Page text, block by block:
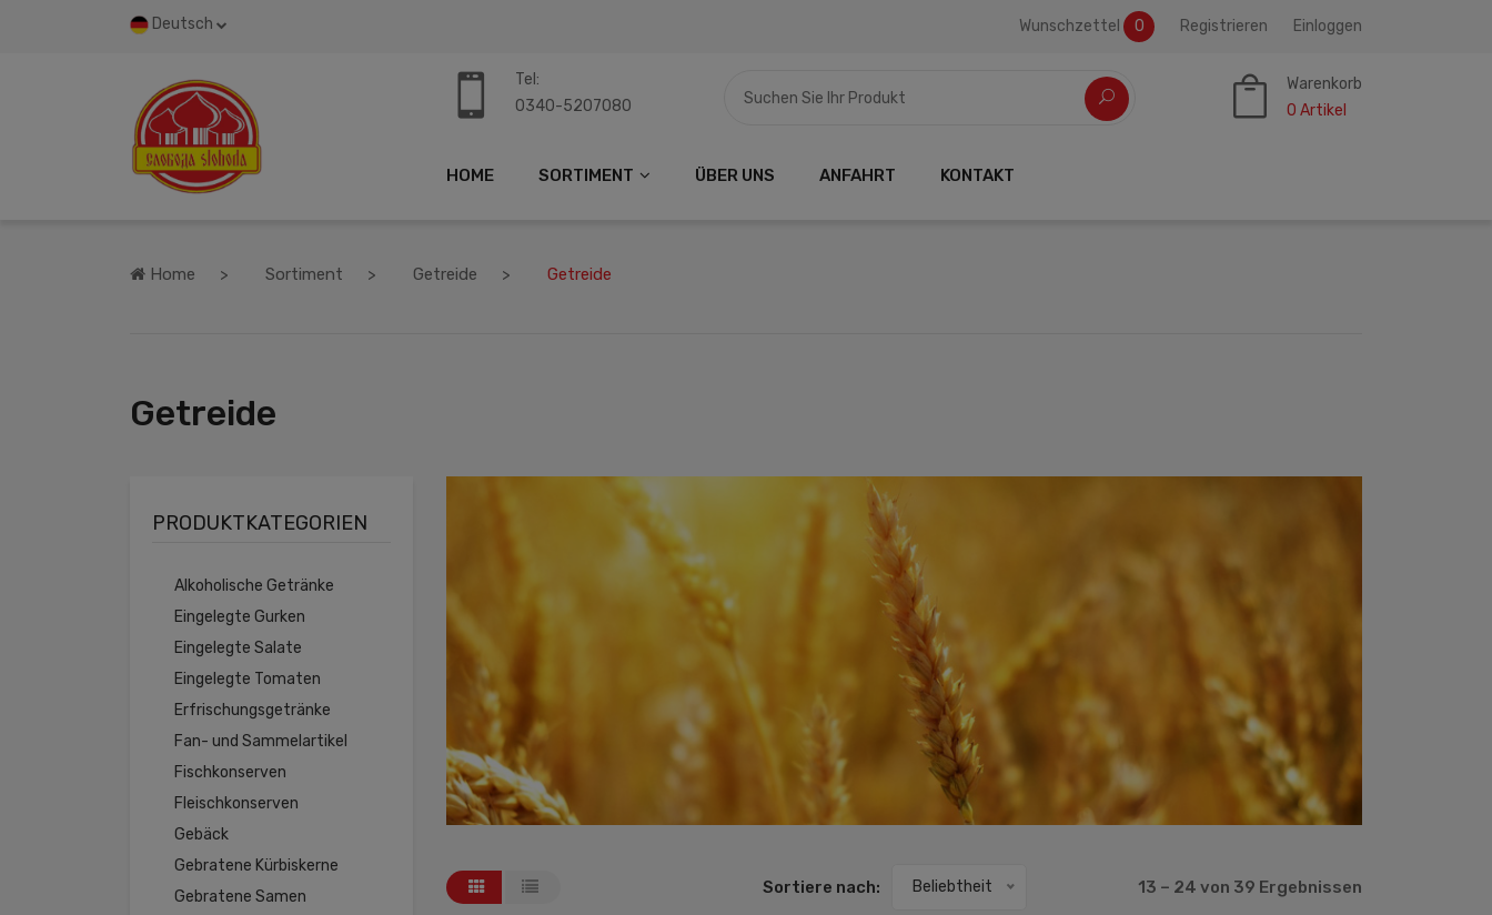
Deutsch Wunschzettel 0 Registrieren Einloggen
Tel:
0340-5207080
Warenkorb
0 Artikel
HOME SORTIMENT ÜBER UNS ANFAHRT KONTAKT
Home Sortiment Getreide Getreide
Getreide
PRODUKTKATEGORIEN
Alkoholische Getränke
Eingelegte Gurken
Eingelegte Salate
Eingelegte Tomaten
Erfrischungsgetränke
Fan- und Sammelartikel
Fischkonserven
Fleischkonserven
Gebäck
Gebratene Kürbiskerne
Gebratene Samen
Sortiere nach: Beliebtheit 13 – 24 von 39 Ergebnissen